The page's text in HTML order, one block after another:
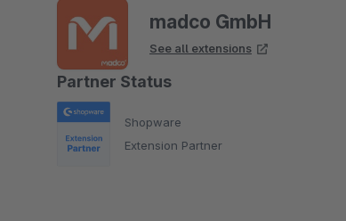
madco GmbH
See all extensions
Partner Status
Shopware
Extension Partner